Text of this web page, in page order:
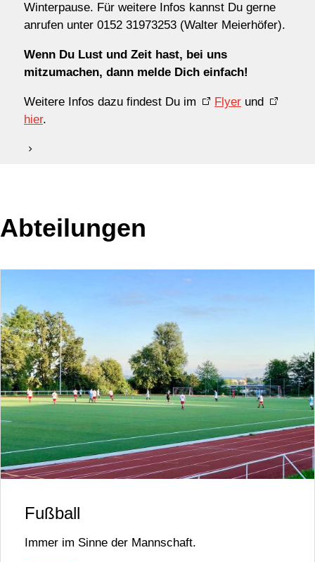
Winterpause. Für weitere Infos kannst Du gerne
anrufen unter 0152 31973253 (Walter Meierhöfer).
Wenn Du Lust und Zeit hast, bei uns
mitzumachen, dann melde Dich einfach!
Weitere Infos dazu findest Du im Flyer und
hier.
Abteilungen
Fußball
Immer im Sinne der Mannschaft.